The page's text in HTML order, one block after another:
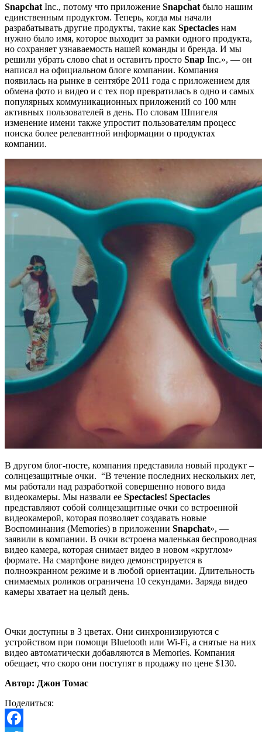
Snapchat Inc., потому что приложение Snapchat было нашим
единственным продуктом. Теперь, когда мы начали
разрабатывать другие продукты, такие как Spectacles нам
нужно было имя, которое выходит за рамки одного продукта,
но сохраняет узнаваемость нашей команды и бренда. И мы
решили убрать слово chat и оставить просто Snap Inc.», — он
написал на официальном блоге компании. Компания
появилась на рынке в сентябре 2011 года с приложением для
обмена фото и видео и с тех пор превратилась в одно и самых
популярных коммуникационных приложений со 100 млн
активных пользователей в день. По словам Шпигеля
изменение имени также упростит пользователям процесс
поиска более релевантной информации о продуктах
компании.
В другом блог-посте, компания представила новый продукт –
солнцезащитные очки. “В течение последних нескольких лет,
мы работали над разработкой совершенно нового вида
видеокамеры. Мы назвали ее Spectacles! Spectacles
представляют собой солнцезащитные очки со встроенной
видеокамерой, которая позволяет создавать новые
Воспоминания (Memories) в приложении Snapchat», —
заявили в компании. В очки встроена маленькая беспроводная
видео камера, которая снимает видео в новом «круглом»
формате. На смартфоне видео демонстрируется в
полноэкранном режиме и в любой ориентации. Длительность
снимаемых роликов ограничена 10 секундами. Заряда видео
камеры хватает на целый день.
Очки доступны в 3 цветах. Они синхронизируются с
устройством при помощи Bluetooth или Wi-Fi, а снятые на них
видео автоматически добавляются в Memories. Компания
обещает, что скоро они поступят в продажу по цене $130.
Автор: Джон Томас
Поделиться: